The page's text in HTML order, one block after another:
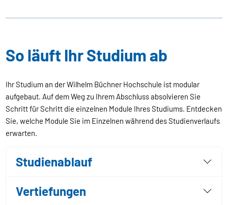
So läuft Ihr Studium ab
Ihr Studium an der Wilhelm Büchner Hochschule ist modular
aufgebaut. Auf dem Weg zu Ihrem Abschluss absolvieren Sie
Schritt für Schritt die einzelnen Module Ihres Studiums. Entdecken
Sie, welche Module Sie im Einzelnen während des Studienverlaufs
erwarten.
Studienablauf
Vertiefungen